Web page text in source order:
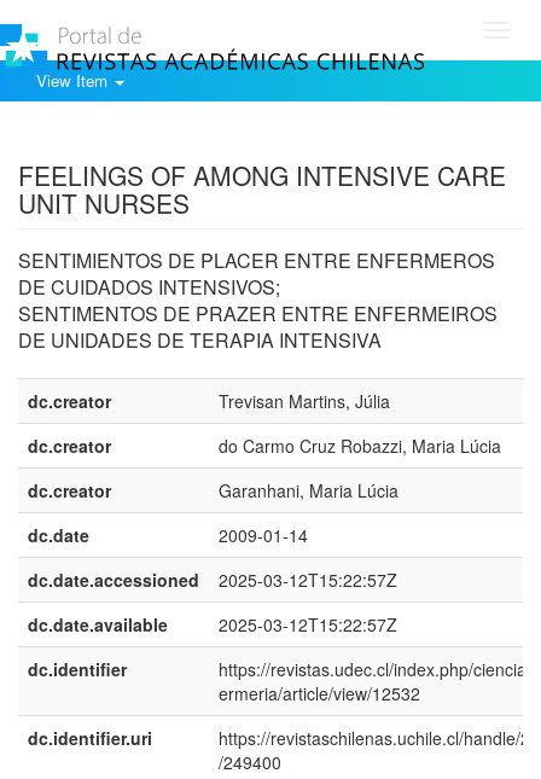
View Item
FEELINGS OF AMONG INTENSIVE CARE
UNIT NURSES
SENTIMIENTOS DE PLACER ENTRE ENFERMEROS
DE CUIDADOS INTENSIVOS;
SENTIMENTOS DE PRAZER ENTRE ENFERMEIROS
DE UNIDADES DE TERAPIA INTENSIVA
dc.creator
Trevisan Martins, Júlia
dc.creator
do Carmo Cruz Robazzi, Maria Lúcia
dc.creator
Garanhani, Maria Lúcia
dc.date
2009-01-14
dc.date.accessioned
2025-03-12T15:22:57Z
dc.date.available
2025-03-12T15:22:57Z
dc.identifier
https://revistas.udec.cl/index.php/
ermeria/article/view/12532
dc.identifier.uri
https://revistaschilenas.uchile.cl/handle/
/249400